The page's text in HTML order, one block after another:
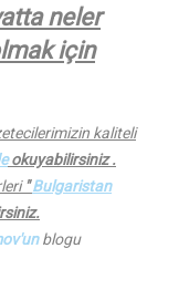
neler
için
kaliteli
okuyabilirsiniz .
"Bulgaristan
blogu